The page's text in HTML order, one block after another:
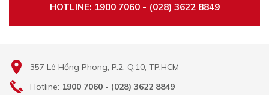
HOTLINE: 1900 7060 - (028) 3622 8849
357 Lê Hồng Phong, P.2, Q.10, TP.HCM
Hotline: 1900 7060 - (028) 3622 8849